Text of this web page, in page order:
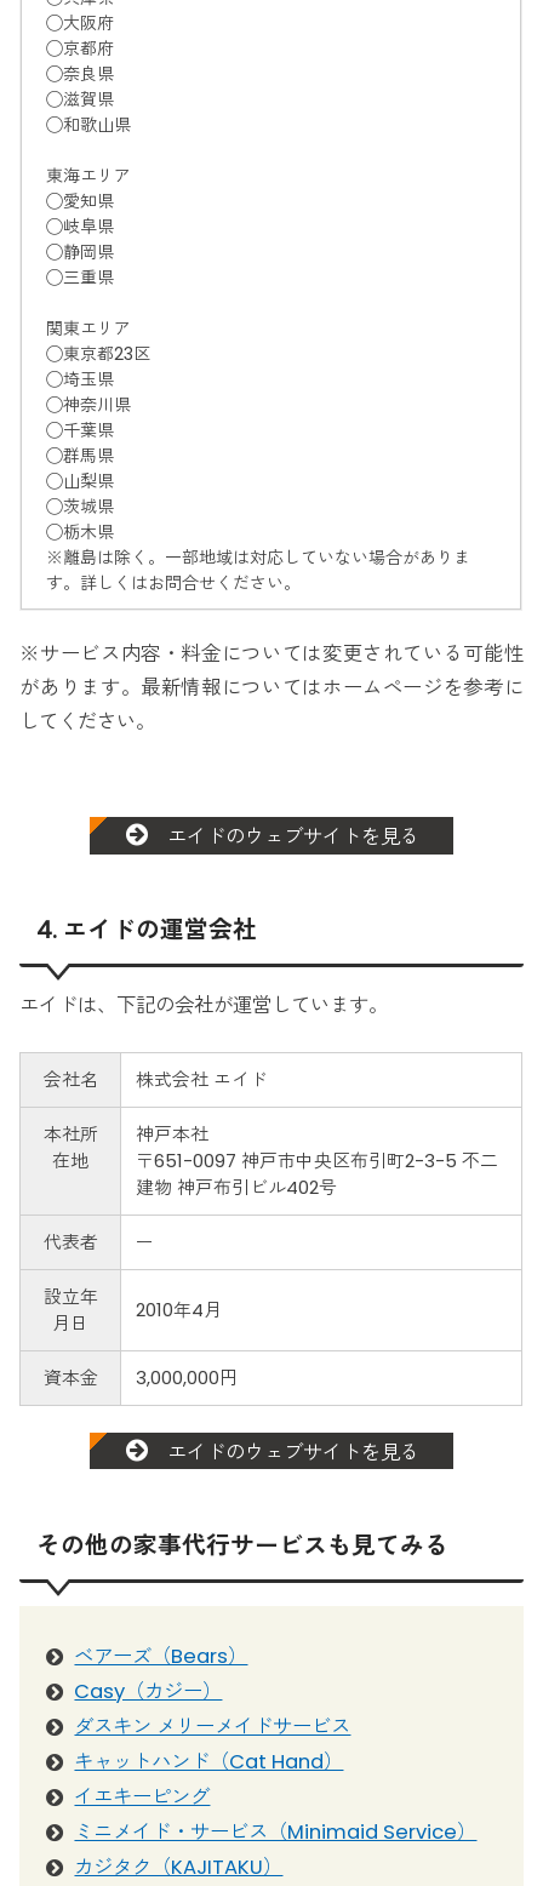
◯大阪府
◯京都府
◯奈良県
◯滋賀県
◯和歌山県
東海エリア
◯愛知県
◯岐阜県
◯静岡県
◯三重県
関東エリア
◯東京都23区
◯埼玉県
◯神奈川県
◯千葉県
◯群馬県
◯山梨県
◯茨城県
◯栃木県
※離島は除く。一部地域は対応していない場合がありま
す。詳しくはお問合せください。
※サービス内容・料金については変更されている可能性
があります。最新情報についてはホームページを参考に
してください。
エイドのウェブサイトを見る
4. エイドの運営会社
エイドは、下記の会社が運営しています。
会社名 株式会社 エイド
本社所
在地
神戸本社
〒651-0097 神戸市中央区布引町2-3-5 不二
建物 神戸布引ビル402号
代表者 ー
設立年
月日
2010年4月
資本金 3,000,000円
エイドのウェブサイトを見る
その他の家事代行サービスも見てみる
ベアーズ（Bears）
Casy（カジー）
ダスキン メリーメイドサービス
キャットハンド（Cat Hand）
イエキーピング
ミニメイド・サービス（Minimaid Service）
カジタク（KAJITAKU）